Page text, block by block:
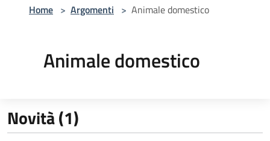
Home > Argomenti > Animale domestico
Animale domestico
Novità (1)